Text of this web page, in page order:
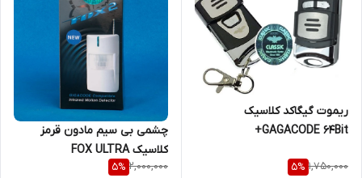
ریموت گیگاکد کلاسیک
GAGACODE 64Bit+
1,750,000
5%
چشمی بی سیم مادون قرمز
کلاسیک FOX ULTRA
2,000,000
5%